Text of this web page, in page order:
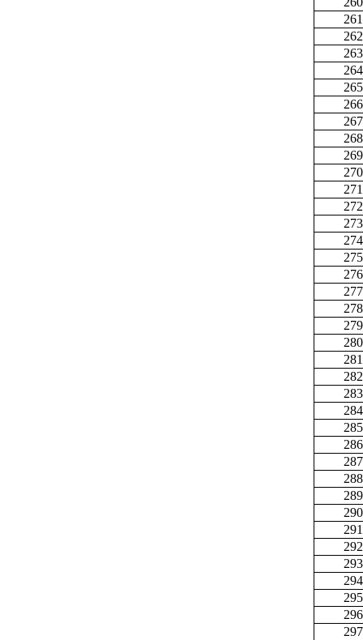
261
262
263
264
265
266
267
268
269
270
271
272
273
274
275
276
277
278
279
280
281
282
283
284
285
286
287
288
289
290
291
292
293
294
295
296
297